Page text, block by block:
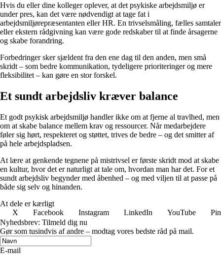
Hvis du eller dine kolleger oplever, at det psykiske arbejdsmiljø er
under pres, kan det være nødvendigt at tage fat i
arbejdsmiljørepræsentanten eller HR. En trivselsmåling, fælles samtaler
eller ekstern rådgivning kan være gode redskaber til at finde årsagerne
og skabe forandring.
Forbedringer sker sjældent fra den ene dag til den anden, men små
skridt – som bedre kommunikation, tydeligere prioriteringer og mere
fleksibilitet – kan gøre en stor forskel.
Et sundt arbejdsliv kræver balance
Et godt psykisk arbejdsmiljø handler ikke om at fjerne al travlhed, men
om at skabe balance mellem krav og ressourcer. Når medarbejdere
føler sig hørt, respekteret og støttet, trives de bedre – og det smitter af
på hele arbejdspladsen.
At lære at genkende tegnene på mistrivsel er første skridt mod at skabe
en kultur, hvor det er naturligt at tale om, hvordan man har det. For et
sundt arbejdsliv begynder med åbenhed – og med viljen til at passe på
både sig selv og hinanden.
At dele er kærligt
X
Facebook Instagram LinkedIn YouTube
Nyhedsbrev: Tilmeld dig nu
Gør som tusindvis af andre – modtag vores bedste råd på mail.
E-mail